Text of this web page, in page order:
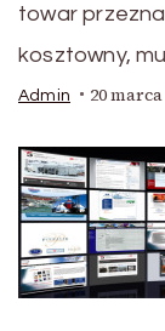
towar
kosztowny,
Admin 20 marca